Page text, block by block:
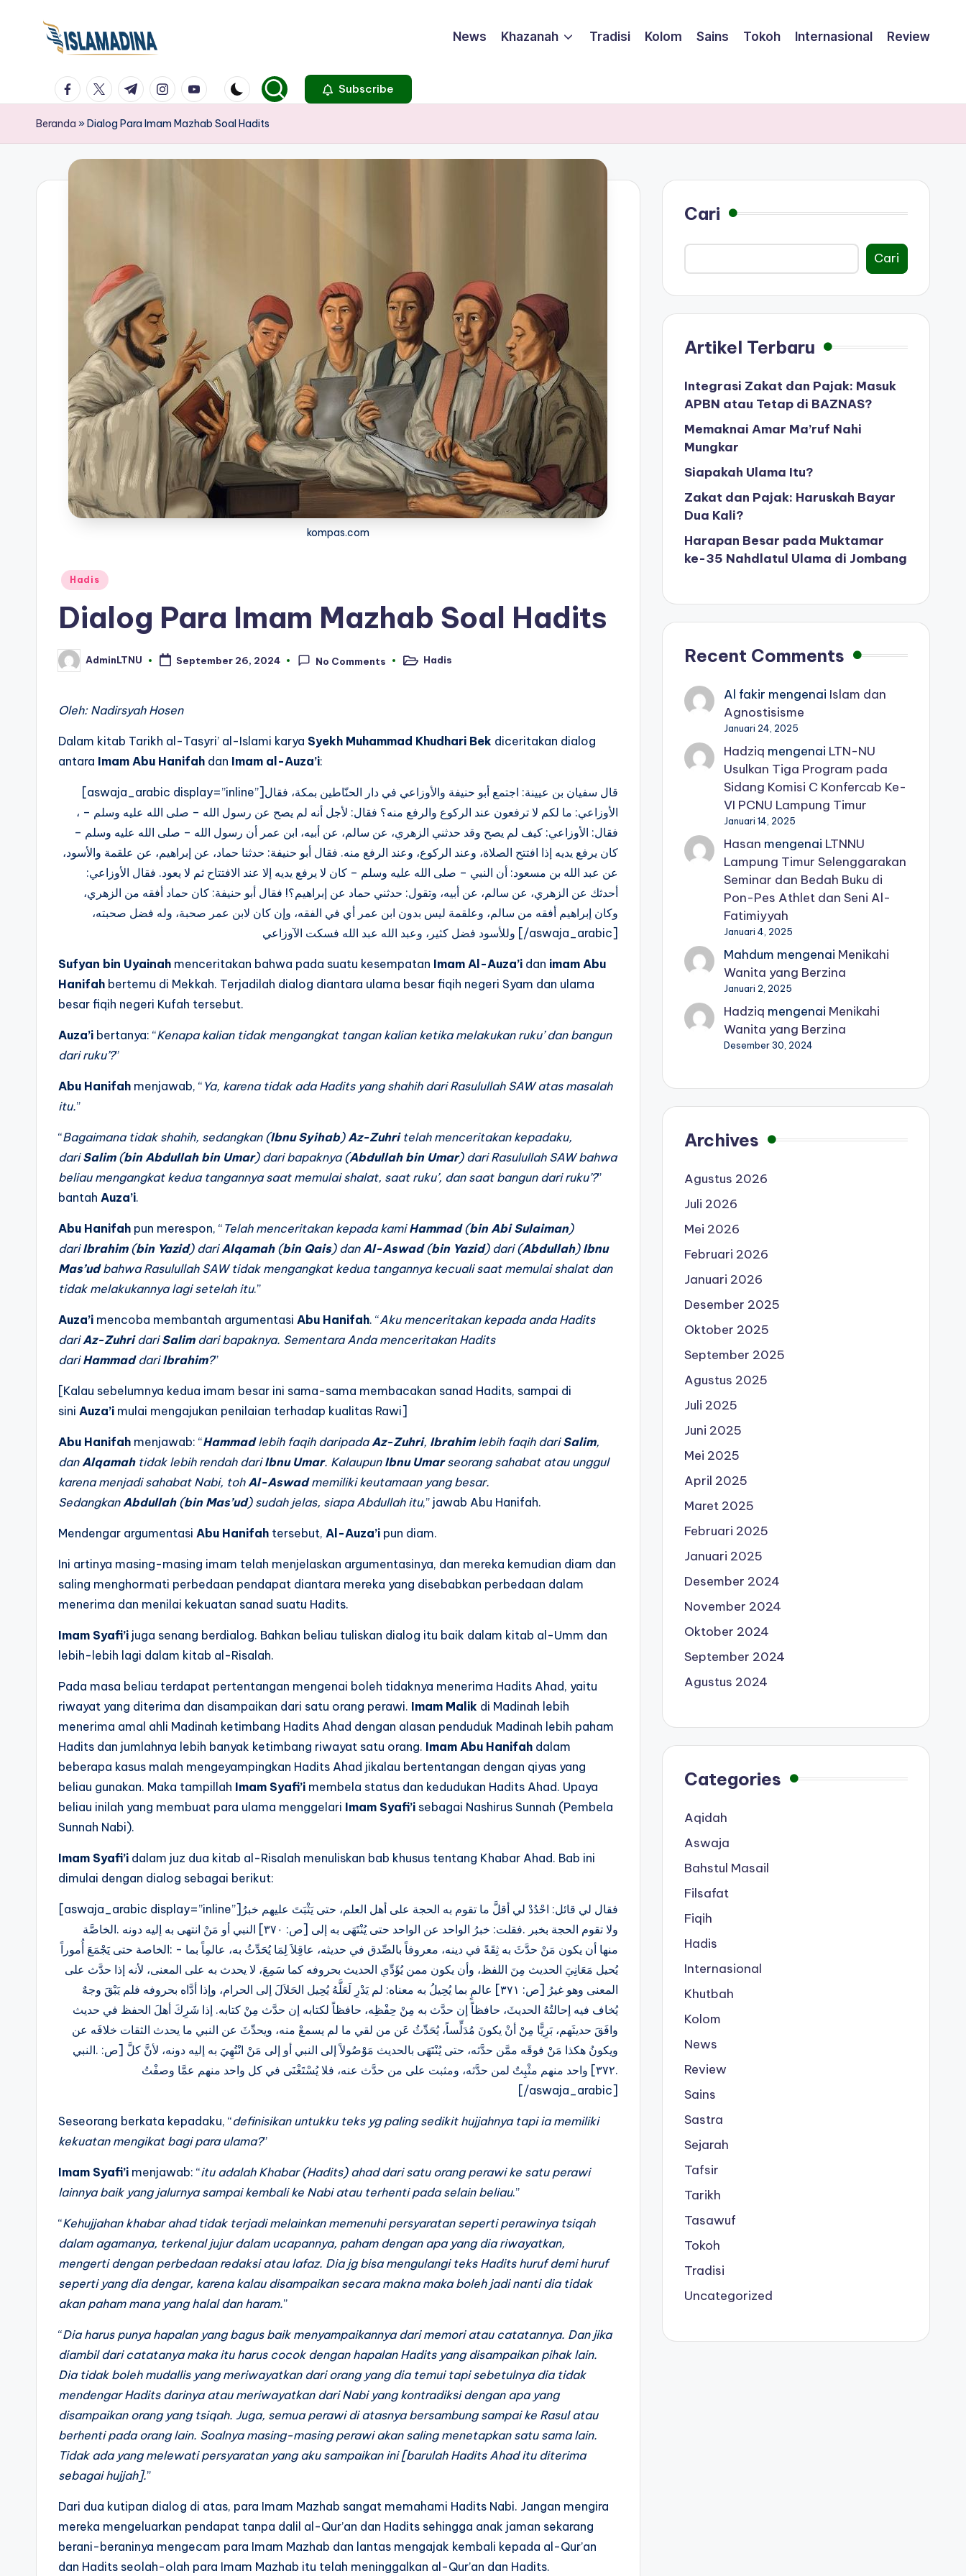
News Khazanah Tradisi Kolom Sains Tokoh Internasional Review
facebook.com
twitter.com
t.me instagram.com
youtube.com Subscribe
Beranda »Dialog Para Imam Mazhab Soal Hadits
kompas.com
Posted
Hadis
Dialog Para Imam Mazhab Soal Hadits
Posted
by
AdminLTNU September 26, 2024 No Comments
PostedHadis
Oleh: Nadirsyah Hosen
Dalam kitab Tarikh al-Tasyri’ al-Islami karya Syekh Muhammad Khudhari Bek diceritakan dialog
antara Imam Abu Hanifah dan Imam al-Auza’i:
[aswaja_arabic display=”inline”]‎قال سفيان بن عيينة: اجتمع أبو حنيفة والأوزاعي في دار الحنّاطين بمكة، فقال
الأوزاعي: ما لكم لا ترفعون عند الركوع والرفع منه؟ فقال: لأجل أنه لم يصح عن رسول الله – صلى الله عليه وسلم – ،
فقال: الأوزاعي: كيف لم يصح وقد حدثني الزهري، عن سالم، عن أبيه، ابن عمر أن رسول الله – صلى الله عليه وسلم –
كان يرفع يديه إذا افتتح الصلاة، وعند الركوع، وعند الرفع منه. فقال أبو حنيفة: حدثنا حماد، عن إبراهيم، عن علقمة والأسود،
عن عبد الله بن مسعود: أن النبي – صلى الله عليه وسلم – كان لا يرفع يديه إلا عند الافتتاح ثم لا يعود. فقال الأوزاعي:
أحدثك عن الزهري، عن سالم، عن أبيه، وتقول: حدثني حماد عن إبراهيم؟! فقال أبو حنيفة: كان حماد أفقه من الزهري،
وكان إبراهيم أفقه من سالم، وعلقمة ليس بدون ابن عمر أي في الفقه، وإن كان لابن عمر صحبة، وله فضل صحبته،
وللأسود فضل كثير، وعبد الله عبد الله فسكت الآوزاعي [/aswaja_arabic]
Sufyan bin Uyainah menceritakan bahwa pada suatu kesempatan Imam Al-Auza’i dan imam Abu
Hanifah bertemu di Mekkah. Terjadilah dialog diantara ulama besar fiqih negeri Syam dan ulama
besar fiqih negeri Kufah tersebut.
Auza’i bertanya: “Kenapa kalian tidak mengangkat tangan kalian ketika melakukan ruku’ dan bangun
dari ruku’?”
Abu Hanifah menjawab, “ Ya, karena tidak ada Hadits yang shahih dari Rasulullah SAW atas masalah
itu.”
“Bagaimana tidak shahih, sedangkan (Ibnu Syihab) Az-Zuhritelah menceritakan kepadaku,
dariSalim(bin Abdullah bin Umar) dari bapaknya (Abdullah bin Umar) dari Rasulullah SAW bahwa
beliau mengangkat kedua tangannya saat memulai shalat, saat ruku’, dan saat bangun dari ruku’?”
bantah Auza’i.
Abu Hanifah pun merespon, “ Telah menceritakan kepada kamiHammad(bin Abi Sulaiman)
dariIbrahim(bin Yazid) dariAlqamah(bin Qais) dan Al-Aswad(bin Yazid) dari (Abdullah) Ibnu
Mas’udbahwa Rasulullah SAW tidak mengangkat kedua tangannya kecuali saat memulai shalat dan
tidak melakukannya lagi setelah itu.”
Auza’i mencoba membantah argumentasi Abu Hanifah. “Aku menceritakan kepada anda Hadits
dariAz-ZuhridariSalimdari bapaknya. Sementara Anda menceritakan Hadits
dariHammaddariIbrahim?”
[Kalau sebelumnya kedua imam besar ini sama-sama membacakan sanad Hadits, sampai di
sini Auza’i mulai mengajukan penilaian terhadap kualitas Rawi]
Abu Hanifah menjawab: “Hammadlebih faqih daripadaAz-Zuhri, Ibrahimlebih faqih dariSalim,
dan Alqamahtidak lebih rendah dariIbnu Umar. Kalaupun Ibnu Umarseorang sahabat atau unggul
karena menjadi sahabat Nabi, toh Al-Aswadmemiliki keutamaan yang besar.
Sedangkan Abdullah(bin Mas’ud) sudah jelas, siapa Abdullah itu,” jawab Abu Hanifah.
Mendengar argumentasi Abu Hanifah tersebut, Al-Auza’i pun diam.
Ini artinya masing-masing imam telah menjelaskan argumentasinya, dan mereka kemudian diam dan
saling menghormati perbedaan pendapat diantara mereka yang disebabkan perbedaan dalam
menerima dan menilai kekuatan sanad suatu Hadits.
Imam Syafi’i juga senang berdialog. Bahkan beliau tuliskan dialog itu baik dalam kitab al-Umm dan
lebih-lebih lagi dalam kitab al-Risalah.
Pada masa beliau terdapat pertentangan mengenai boleh tidaknya menerima Hadits Ahad, yaitu
riwayat yang diterima dan disampaikan dari satu orang perawi. Imam Malik di Madinah lebih
menerima amal ahli Madinah ketimbang Hadits Ahad dengan alasan penduduk Madinah lebih paham
Hadits dan jumlahnya lebih banyak ketimbang riwayat satu orang. Imam Abu Hanifah dalam
beberapa kasus malah mengeyampingkan Hadits Ahad jikalau bertentangan dengan qiyas yang
beliau gunakan. Maka tampillah Imam Syafi’i membela status dan kedudukan Hadits Ahad. Upaya
beliau inilah yang membuat para ulama menggelari Imam Syafi’i sebagai Nashirus Sunnah (Pembela
Sunnah Nabi).
Imam Syafi’i dalam juz dua kitab al-Risalah menuliskan bab khusus tentang Khabar Ahad. Bab ini
dimulai dengan dialog sebagai berikut:
[aswaja_arabic display=”inline”]‎فقال لي قائل: احْدُدْ لي أقلَّ ما تقوم به الحجة على أهل العلم، حتى يَثْبَتَ عليهم خبرُ
الخاصَّة. ‎فقلت: خبرُ الواحد عن الواحد حتى يُنْتَهَى به إلى [ص: ٣٧٠] النبي أو مَنْ انتهى به إليه دونه. ‎ولا تقوم الحجة بخبر
الخاصة حتى يَجْمَعَ أُموراً: ‎- منها أن يكون مَنْ حدَّثَ به ثِقَةً في دينه، معروفاً بالصِّدق في حديثه، عاقِلاَ لِمَا يُحَدِّثُ به، عالمِاً بما
يُحيل مَعَانِيَ الحديث مِنَ اللفظ، وأن يكون ممن يُؤَدِّي الحديث بحروفه كما سَمِعَ، لا يحدث به على المعنى، لأنه إذا حدَّث على
المعنى وهو غيرُ [ص: ٣٧١] عالمٍ بما يُحِيلُ به معناه: لم يَدْرِ لَعَلَّهُ يُحِيل الحَلاَلَ إلى الحرام، وإذا أدَّاه بحروفه فلم يَبْقَ وجهٌ
يُخاف فيه إحالتُهُ الحديثَ، حافظاً إن حدَّث به مِنْ حِفْظِه، حافظاً لكتابه إن حدَّث مِنْ كتابه. إذا شَرِكَ أهلَ الحفظ في حديث
وافَقَ حديثَهم، بَرِيًّا مِنْ أنْ يكونَ مُدَلِّساً، يُحَدِّثُ عَن من لقي ما لم يسمعْ منه، ويحدِّثَ عن النبي ما يحدث الثقات خلافَه عن
النبي. ‎ويكونُ هكذا مَنْ فوقَه ممَّن حدَّثه، حتى يُنْتَهَى بالحديث مَوْصُولاً إلى النبي أو إلى مَنْ انْتُهِيَ به إليه دونه، لأنَّ كلَّ [ص:
٣٧٢] واحد منهم مثْبِتٌ لمن حدَّثه، ومثبت على من حدَّث عنه، فلا يُسْتَغْنَى في كل واحد منهم عمَّا وصفْتُ.
[/aswaja_arabic]
Seseorang berkata kepadaku, “definisikan untukku teks yg paling sedikit hujjahnya tapi ia memiliki
kekuatan mengikat bagi para ulama?”
Imam Syafi’i menjawab: “itu adalah Khabar (Hadits) ahad dari satu orang perawi ke satu perawi
lainnya baik yang jalurnya sampai kembali ke Nabi atau terhenti pada selain beliau.”
“Kehujjahan khabar ahad tidak terjadi melainkan memenuhi persyaratan seperti perawinya tsiqah
dalam agamanya, terkenal jujur dalam ucapannya, paham dengan apa yang dia riwayatkan,
mengerti dengan perbedaan redaksi atau lafaz. Dia jg bisa mengulangi teks Hadits huruf demi huruf
seperti yang dia dengar, karena kalau disampaikan secara makna maka boleh jadi nanti dia tidak
akan paham mana yang halal dan haram.”
“Dia harus punya hapalan yang bagus baik menyampaikannya dari memori atau catatannya. Dan jika
diambil dari catatanya maka itu harus cocok dengan hapalan Hadits yang disampaikan pihak lain.
Dia tidak boleh mudallis yang meriwayatkan dari orang yang dia temui tapi sebetulnya dia tidak
mendengar Hadits darinya atau meriwayatkan dari Nabi yang kontradiksi dengan apa yang
disampaikan orang yang tsiqah. Juga, semua perawi di atasnya bersambung sampai ke Rasul atau
berhenti pada orang lain. Soalnya masing-masing perawi akan saling menetapkan satu sama lain.
Tidak ada yang melewati persyaratan yang aku sampaikan ini [barulah Hadits Ahad itu diterima
sebagai hujjah].”
Dari dua kutipan dialog di atas, para Imam Mazhab sangat memahami Hadits Nabi. Jangan mengira
mereka mengeluarkan pendapat tanpa dalil al-Qur’an dan Hadits sehingga anak jaman sekarang
berani-beraninya mengecam para Imam Mazhab dan lantas mengajak kembali kepada al-Qur’an
dan Hadits seolah-olah para Imam Mazhab itu telah meninggalkan al-Qur’an dan Hadits.
Cari
Cari
Artikel Terbaru
Integrasi Zakat dan Pajak: Masuk
APBN atau Tetap di BAZNAS?
Memaknai Amar Ma’ruf Nahi
Mungkar
Siapakah Ulama Itu?
Zakat dan Pajak: Haruskah Bayar
Dua Kali?
Harapan Besar pada Muktamar
ke-35 Nahdlatul Ulama di Jombang
Recent Comments
Al fakir mengenai Islam dan
Agnostisisme
Januari 24, 2025
Hadziq mengenai LTN-NU
Usulkan Tiga Program pada
Sidang Komisi C Konfercab Ke-
VI PCNU Lampung Timur
Januari 14, 2025
Hasan mengenai LTNNU
Lampung Timur Selenggarakan
Seminar dan Bedah Buku di
Pon-Pes Athlet dan Seni Al-
Fatimiyyah
Januari 4, 2025
Mahdum mengenai Menikahi
Wanita yang Berzina
Januari 2, 2025
Hadziq mengenai Menikahi
Wanita yang Berzina
Desember 30, 2024
Archives
Agustus 2026
Juli 2026
Mei 2026
Februari 2026
Januari 2026
Desember 2025
Oktober 2025
September 2025
Agustus 2025
Juli 2025
Juni 2025
Mei 2025
April 2025
Maret 2025
Februari 2025
Januari 2025
Desember 2024
November 2024
Oktober 2024
September 2024
Agustus 2024
Categories
Aqidah
Aswaja
Bahstul Masail
Filsafat
Fiqih
Hadis
Internasional
Khutbah
Kolom
News
Review
Sains
Sastra
Sejarah
Tafsir
Tarikh
Tasawuf
Tokoh
Tradisi
Uncategorized